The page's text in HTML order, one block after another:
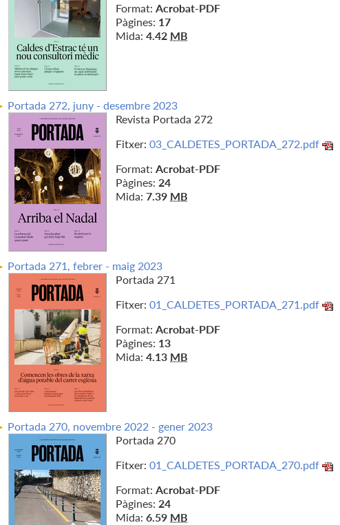
Format: Acrobat-PDF
Pàgines: 17
Mida: 4.42 MB
Portada 272, juny - desembre 2023
Revista Portada 272
Fitxer: 03_CALDETES_PORTADA_272.pdf
Format: Acrobat-PDF
Pàgines: 24
Mida: 7.39 MB
Portada 271, febrer - maig 2023
Portada 271
Fitxer: 01_CALDETES_PORTADA_271.pdf
Format: Acrobat-PDF
Pàgines: 13
Mida: 4.13 MB
Portada 270, novembre 2022 - gener 2023
Portada 270
Fitxer: 01_CALDETES_PORTADA_270.pdf
Format: Acrobat-PDF
Pàgines: 24
Mida: 6.59 MB